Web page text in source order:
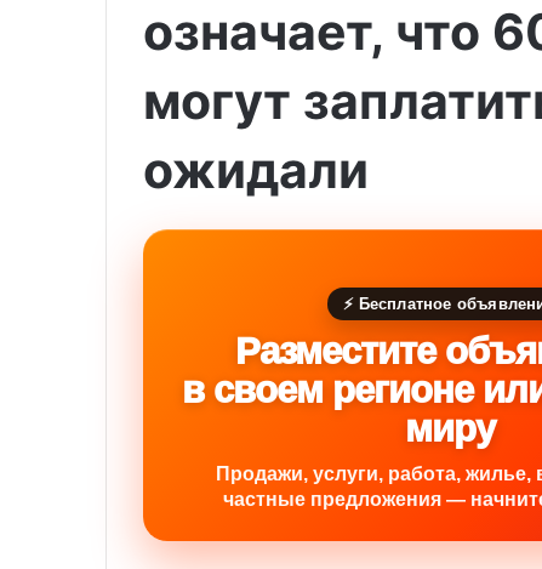
означает, что
могут
ожидали
⚡ Бесплатное
Разместите
в своем регионе
миру
Продажи, услуги, работа, жилье,
частные предложения —